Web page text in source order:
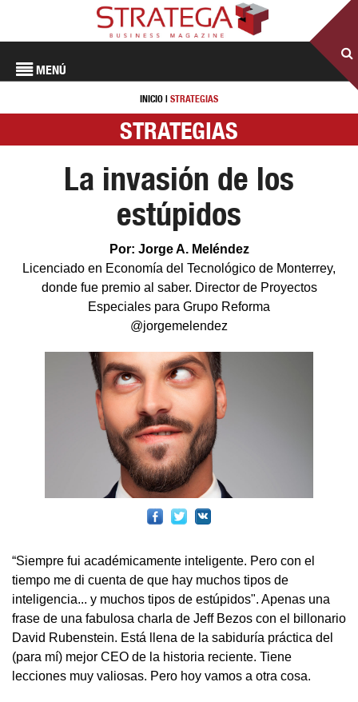
MENÚ
INICIO | STRATEGIAS
STRATEGIAS
La invasión de los
estúpidos
Por: Jorge A. Meléndez
Licenciado en Economía del Tecnológico de Monterrey,
donde fue premio al saber. Director de Proyectos
Especiales para Grupo Reforma
@jorgemelendez
“Siempre fui académicamente inteligente. Pero con el
tiempo me di cuenta de que hay muchos tipos de
inteligencia... y muchos tipos de estúpidos". Apenas una
frase de una fabulosa charla de Jeff Bezos con el billonario
David Rubenstein. Está llena de la sabiduría práctica del
(para mí) mejor CEO de la historia reciente. Tiene
lecciones muy valiosas. Pero hoy vamos a otra cosa.